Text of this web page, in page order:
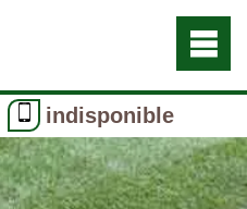
indisponible